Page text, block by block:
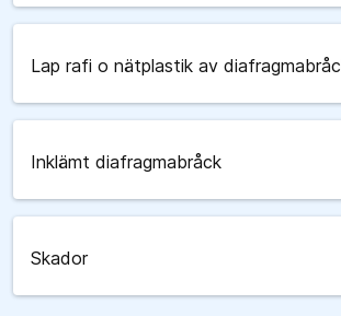
Lap rafi o nätplastik av
Inklämt diafragmabråck
Skador